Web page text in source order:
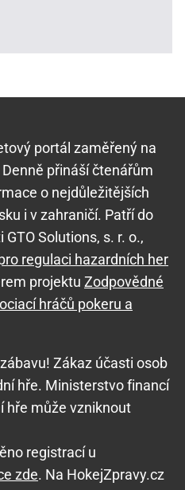
portál zaměřený na
přináší čtenářům
o nejdůležitějších
i v zahraničí. Patří do
Solutions, s. r. o.,
regulaci hazardních her
projektu Zodpovědné
hráčů pokeru a
Zákaz účasti osob
hře. Ministerstvo financí
hře může vzniknout
registrací u
zde. Na HokejZpravy.cz